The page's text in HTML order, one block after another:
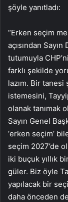
şöyle yanıtladı:
“Erken seçim
açısından
tutumuyla
farklı şekilde
lazım. Bir tanesi
istemesini,
olanak tanımak
Sayın Genel
‘erken seçim’
seçim 2027’de
iki buçuk yıllık
güler. Biz öyle
yapılacak bir
daha önceden